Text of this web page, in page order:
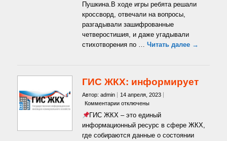
Пушкин»
Пушкина.В ходе игры ребята решали
кроссворд, отвечали на вопросы,
разгадывали зашифрованные
четверостишия, и даже угадывали
стихотворения по … Читать далее →
ГИС ЖКХ: информирует
Автор: admin
14 апреля, 2023
Комментариик
ЖКХ:
информирует
отключены
ГИС ЖКХ – это единый
информационный ресурс в сфере ЖКХ,
где собираются данные о состоянии